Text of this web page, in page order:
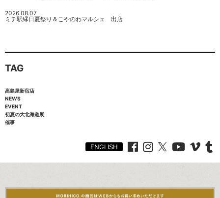
2026.08.07
ミチ駅縁日夏祭り＆こやのわマルシェ 出店
TAG
高島屋新宿店
NEWS
EVENT
初夏の大北海道展
催事
ENGLISH